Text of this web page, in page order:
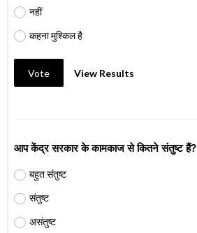
नहीं
कहना मुश्किल है
Vote View Results
आप केंद्र सरकार के कामकाज से कितने संतुष्ट हैं?
बहुत संतुष्ट
संतुष्ट
असंतुष्ट